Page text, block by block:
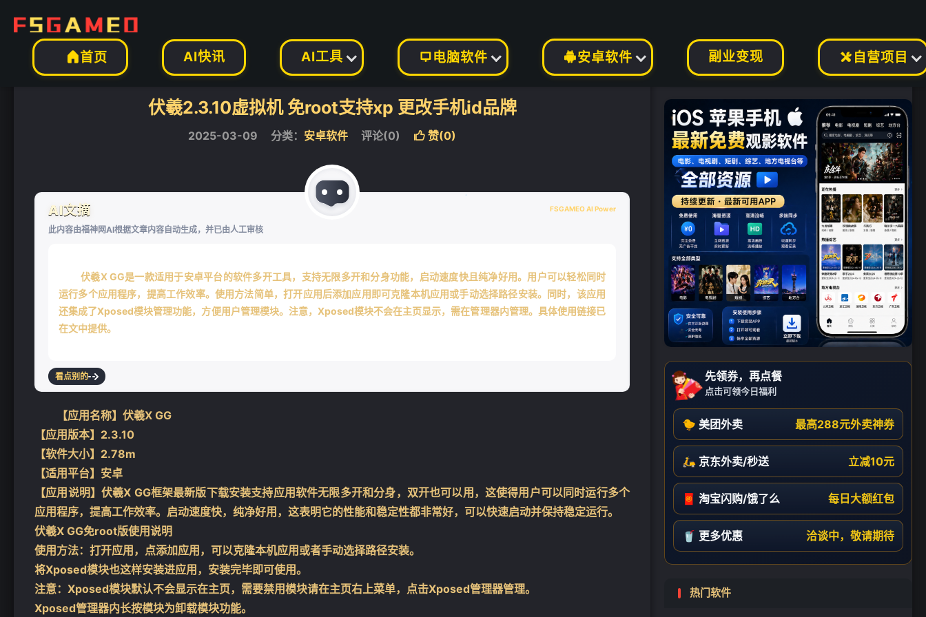
首页 AI快讯 AI工具  电脑软件 安卓软件 副业变现  自营项目
安卓软件
伏羲2.3.10虚拟机 免root支持xp 更改手机id品牌
2025-03-09 分类： 安卓软件 评论(0)  赞(0)
AI文摘
此内容由福神网AI根据文章内容自动生成，并已由人工审核
FSGAMEO AI Power
伏羲X GG是一款适用于安卓平台的软件多开工具，支持无限多开和分身功能，启动速度快且纯净好用。用户可以轻松同时
运行多个应用程序，提高工作效率。使用方法简单，打开应用后添加应用即可克隆本机应用或手动选择路径安装。同时，该应用
还集成了Xposed模块管理功能，方便用户管理模块。注意，Xposed模块不会在主页显示，需在管理器内管理。具体使用链接已
在文中提供。
看点别的
【应用名称】伏羲X GG
【应用版本】2.3.10
【软件大小】2.78m
【适用平台】安卓
【应用说明】伏羲X GG框架最新版下载安装支持应用软件无限多开和分身，双开也可以用，这使得用户可以同时运行多个
应用程序，提高工作效率。启动速度快，纯净好用，这表明它的性能和稳定性都非常好，可以快速启动并保持稳定运行。
伏羲X GG免root版使用说明
使用方法：打开应用，点添加应用，可以克隆本机应用或者手动选择路径安装。
将Xposed模块也这样安装进应用，安装完毕即可使用。
注意：Xposed模块默认不会显示在主页，需要禁用模块请在主页右上菜单，点击Xposed管理器管理。
Xposed管理器内长按模块为卸载模块功能。
先领券，再点餐
点击可领今日福利
🐤 美团外卖 最高288元外卖神券
🛵 京东外卖/秒送 立减10元
🧧 淘宝闪购/饿了么 每日大额红包
🥤 更多优惠 洽谈中，敬请期待
热门软件